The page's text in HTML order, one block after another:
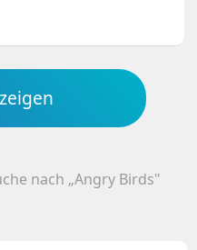
nach „Angry Birds"